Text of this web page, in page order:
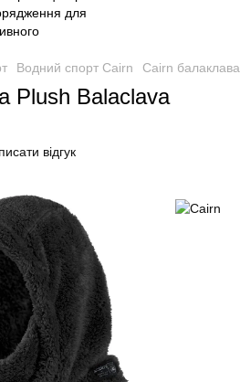
Водний спорт Cairn Cairn
Plush Balaclava
відгук